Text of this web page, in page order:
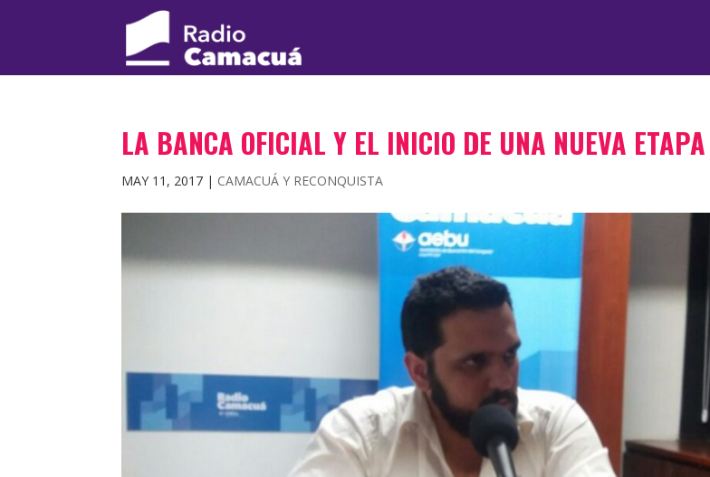
LA BANCA OFICIAL Y EL INICIO DE UNA NUEVA ETAPA
MAY 11, 2017 | CAMACUÁ Y RECONQUISTA